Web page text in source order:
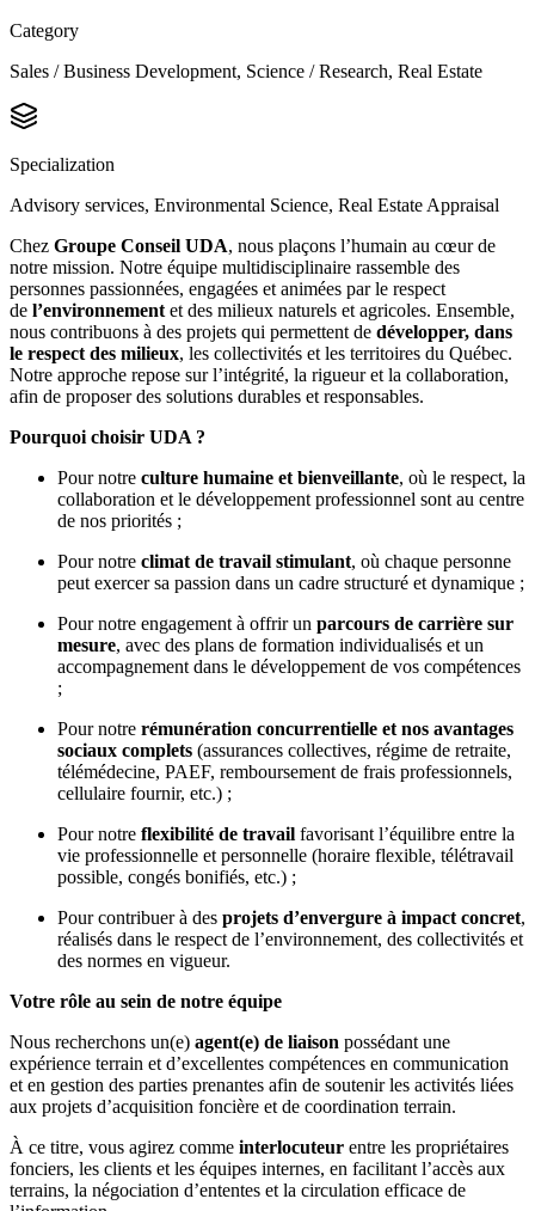
Category
Sales / Business Development, Science / Research, Real Estate
Specialization
Advisory services, Environmental Science, Real Estate Appraisal
Chez Groupe Conseil UDA, nous plaçons l’humain au cœur de
notre mission. Notre équipe multidisciplinaire rassemble des
personnes passionnées, engagées et animées par le respect
de l’environnement et des milieux naturels et agricoles. Ensemble,
nous contribuons à des projets qui permettent de développer, dans
le respect des milieux, les collectivités et les territoires du Québec.
Notre approche repose sur l’intégrité, la rigueur et la collaboration,
afin de proposer des solutions durables et responsables.
Pourquoi choisir UDA ?
Pour notre culture humaine et bienveillante, où le respect, la
collaboration et le développement professionnel sont au centre
de nos priorités ;
Pour notre climat de travail stimulant, où chaque personne
peut exercer sa passion dans un cadre structuré et dynamique ;
Pour notre engagement à offrir un parcours de carrière sur
mesure, avec des plans de formation individualisés et un
accompagnement dans le développement de vos compétences
;
Pour notre rémunération concurrentielle et nos avantages
sociaux complets (assurances collectives, régime de retraite,
télémédecine, PAEF, remboursement de frais professionnels,
cellulaire fournir, etc.) ;
Pour notre flexibilité de travail favorisant l’équilibre entre la
vie professionnelle et personnelle (horaire flexible, télétravail
possible, congés bonifiés, etc.) ;
Pour contribuer à des projets d’envergure à impact concret,
réalisés dans le respect de l’environnement, des collectivités et
des normes en vigueur.
Votre rôle au sein de notre équipe
Nous recherchons un(e) agent(e) de liaison possédant une
expérience terrain et d’excellentes compétences en communication
et en gestion des parties prenantes afin de soutenir les activités liées
aux projets d’acquisition foncière et de coordination terrain.
À ce titre, vous agirez comme interlocuteur entre les propriétaires
fonciers, les clients et les équipes internes, en facilitant l’accès aux
terrains, la négociation d’ententes et la circulation efficace de